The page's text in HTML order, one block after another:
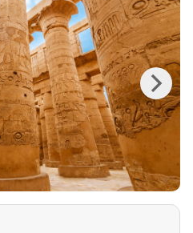
Next